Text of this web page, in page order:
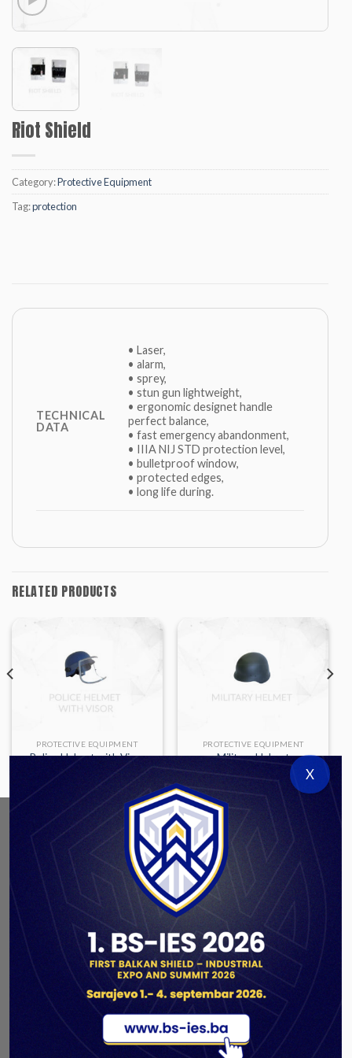
Riot Shield
Category:Protective Equipment
Tag:protection
TECHNICAL
DATA
• Laser,
• alarm,
• sprey,
• stun gun lightweight,
• ergonomic designet handle
perfect balance,
• fast emergency abandonment,
• IIIA NIJ STD protection level,
• bulletproof window,
• protected edges,
• long life during.
RELATED PRODUCTS
PROTECTIVE EQUIPMENT
Police Helmet with Visor
PROTECTIVE EQUIPMENT
Military Helmet
ABOUT US
As a government authorized defense industry
concern,
Unis GROUP is the leading exporter of weapons
and military equipment in Bosnia and Herzegovina.
X